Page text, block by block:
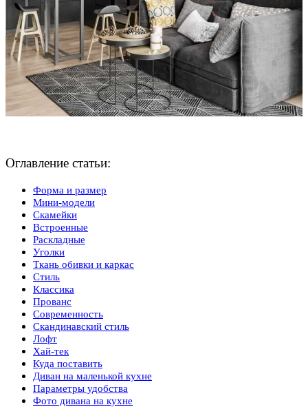
Оглавление статьи:
Форма и размер
Мини-модели
Скамейки
Встроенные
Раскладные
Уголки
Ткань обивки и каркас
Стиль
Классика
Прованс
Современность
Скандинавский стиль
Лофт
Хай-тек
Куда поставить
Диван на маленькой кухне
Параметры удобства
Фото дивана на кухне